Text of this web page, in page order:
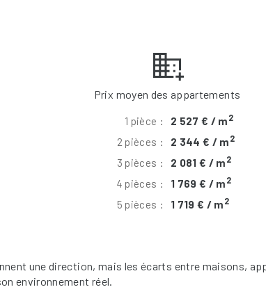
Prix moyen des appartements
1 pièce : 2 527 € / m2
2 pièces : 2 344 € / m2
3 pièces : 2 081 € / m2
4 pièces : 1 769 € / m2
5 pièces : 1 719 € / m2
une direction, mais les écarts entre maisons,
environnement réel.